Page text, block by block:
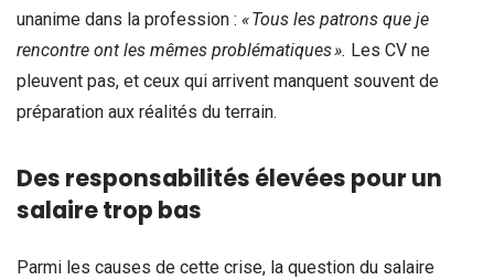
unanime dans la profession : « Tous les patrons que je
rencontre ont les mêmes problématiques ». Les CV ne
pleuvent pas, et ceux qui arrivent manquent souvent de
préparation aux réalités du terrain.
Des responsabilités élevées pour un
salaire trop bas
Parmi les causes de cette crise, la question du salaire